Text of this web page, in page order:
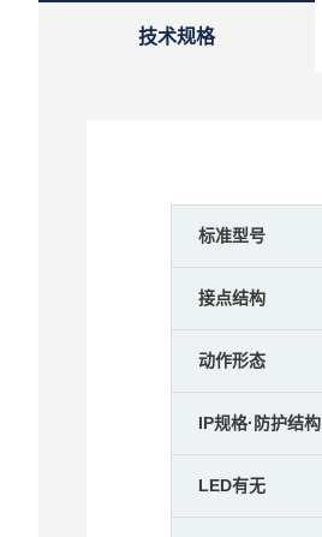
技术规格
标准型号
接点结构
动作形态
IP规格·防护结构
LED有无